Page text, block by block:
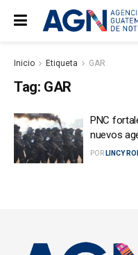
Inicio Etiqueta GAR
Tag: GAR
PNC
nuevos
POR LINCY